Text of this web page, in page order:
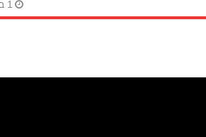
1 ביוני 2026